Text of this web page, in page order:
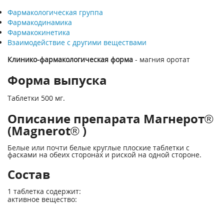
Фармакологическая группа
Фармакодинамика
Фармакокинетика
Взаимодействие с другими веществами
Клинико-фармакологическая форма - магния оротат
Форма выпуска
Таблетки 500 мг.
Описание препарата Магнерот®
(Magnerot® )
Белые или почти белые круглые плоские таблетки с
фасками на обеих сторонах и риской на одной стороне.
Состав
1 таблетка содержит:
активное вещество: